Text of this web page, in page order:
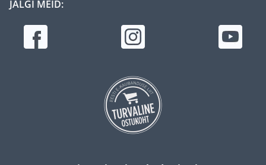
JÄLGI MEID: